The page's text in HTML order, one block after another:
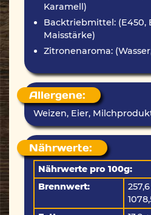
Karamell)
Backtriebmittel: (E450,
Maisstärke)
Zitronenaroma:
Allergene:
Weizen, Eier,
Nährwerte:
Nährwerte pro 100g:
Brennwert: